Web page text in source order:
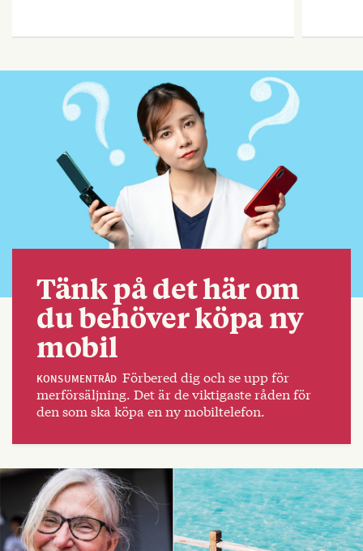
Tänk på det här om
du behöver köpa ny
mobil
KONSUMENTRÅD Förbered dig och se upp för
merförsäljning. Det är de viktigaste råden för
den som ska köpa en ny mobiltelefon.